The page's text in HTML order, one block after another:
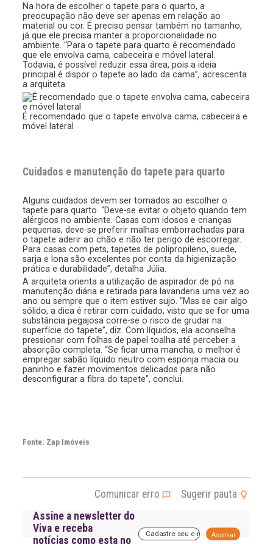
Na hora de escolher o tapete para o quarto, a
preocupação não deve ser apenas em relação ao
material ou cor. É preciso pensar também no tamanho,
já que ele precisa manter a proporcionalidade no
ambiente. “Para o tapete para quarto é recomendado
que ele envolva cama, cabeceira e móvel lateral.
Todavia, é possível reduzir essa área, pois a ideia
principal é dispor o tapete ao lado da cama”, acrescenta
a arquiteta.
É recomendado que o tapete envolva cama, cabeceira e
móvel lateral
Cuidados e manutenção do tapete para quarto
Alguns cuidados devem ser tomados ao escolher o
tapete para quarto. “Deve-se evitar o objeto quando tem
alérgicos no ambiente. Casas com idosos e crianças
pequenas, deve-se preferir malhas emborrachadas para
o tapete aderir ao chão e não ter perigo de escorregar.
Para casas com pets, tapetes de polipropileno, suede,
sarja e lona são excelentes por conta da higienização
prática e durabilidade”, detalha Júlia.
A arquiteta orienta a utilização de aspirador de pó na
manutenção diária e retirada para lavanderia uma vez ao
ano ou sempre que o item estiver sujo. “Mas se cair algo
sólido, a dica é retirar com cuidado, visto que se for uma
substância pegajosa corre-se o risco de grudar na
superfície do tapete”, diz. Com líquidos, ela aconselha
pressionar com folhas de papel toalha até perceber a
absorção completa. “Se ficar uma mancha, o melhor é
empregar sabão líquido neutro com esponja macia ou
paninho e fazer movimentos delicados para não
desconfigurar a fibra do tapete”, conclui.
Fonte: Zap Imóveis
Comunicar erro
Sugerir pauta
Assine a newsletter do
Viva e receba
notícias como esta no